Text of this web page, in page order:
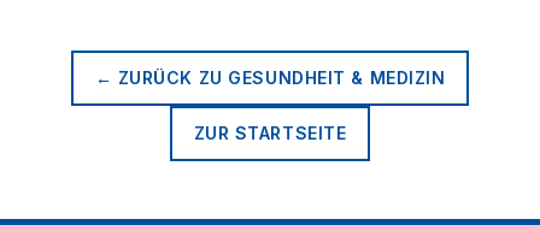
← ZURÜCK ZU GESUNDHEIT & MEDIZIN
ZUR STARTSEITE